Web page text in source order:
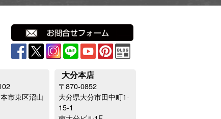
市東区沼山
大分本店
〒870-0852
大分県大分市田中町1-
15-1